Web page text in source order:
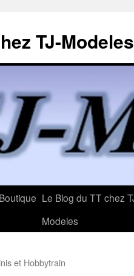
TJ-Modeles
Boutique Le Blog du TT chez
Modeles
et Hobbytrain